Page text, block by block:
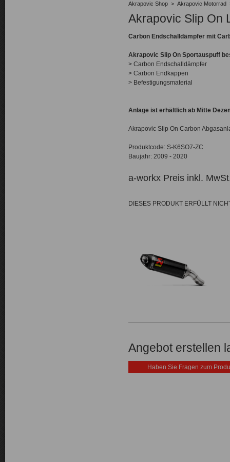
Akrapovic Shop > Akrapovic Motorrad
Akrapovic Slip On
Carbon Endschalldämpfer mit
Akrapovic Slip On Sportauspuff
> Carbon Endschalldämpfer
> Carbon Endkappen
> Befestigungsmaterial
Anlage ist erhältlich ab Mitte
Akrapovic Slip On Carbon
Produktcode: S-K6SO7-ZC
Baujahr: 2009 - 2020
a-workx Preis inkl.
DIESES PRODUKT ERFÜLLT
Angebot erstellen
Haben Sie Fragen zum